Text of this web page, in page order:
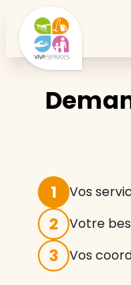
1 Vos
2 Votre
3 Vos